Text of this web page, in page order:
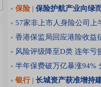
保险 | 保险护航产业向绿
57家非上市人身险公司上
香港保监局回应港险收益
风险评级降至D类 连年亏
半年保费破万亿暴涨94%
银行| 长城资产获准增持